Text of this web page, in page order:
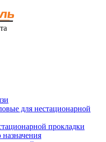
для нестационарной
прокладки